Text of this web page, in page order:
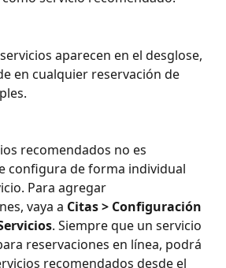
aparecen en el desglose,
en cualquier reservación de
recomendados no es
configura de forma individual
Para agregar
vaya a Citas > Configuración
. Siempre que un servicio
reservaciones en línea, podrá
recomendados desde el